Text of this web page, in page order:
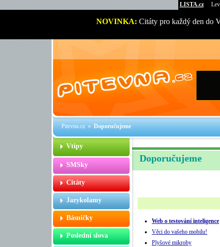
LISTA.cz
NOVINKA: Citáty pro každý den do
Pitevna.cz»Doporučujeme
Vtipy
SMSky
Citáty
Jazykolamy
Básničky
Poslední slova
Doporučujeme
Web o testování inteligence
Věci do vašeho mobilu!
Plyšové mikroby